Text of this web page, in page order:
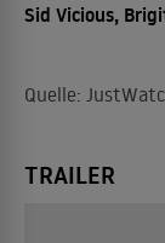
Sid Vicious,
Quelle:
TRAILER